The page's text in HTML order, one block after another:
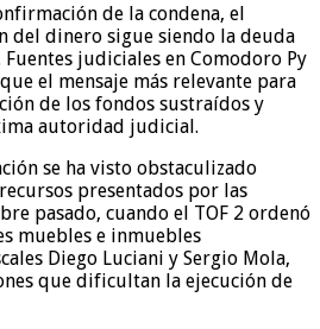
de la condena, el
del dinero sigue siendo la deuda
judiciales en Comodoro Py
el mensaje más relevante para
de los fondos sustraídos y
autoridad judicial.
se ha visto obstaculizado
presentados por las
pasado, cuando el TOF 2 ordenó
muebles e inmuebles
Diego Luciani y Sergio Mola,
que dificultan la ejecución de